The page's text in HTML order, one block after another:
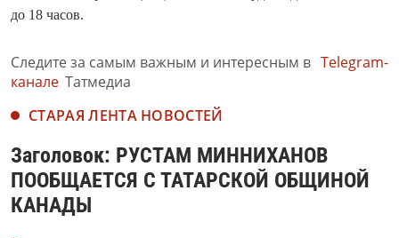
до 18 часов.
Следите за самым важным и интересным в Telegram-
канале Татмедиа
СТАРАЯ ЛЕНТА НОВОСТЕЙ
Заголовок: РУСТАМ МИННИХАНОВ
ПООБЩАЕТСЯ С ТАТАРСКОЙ ОБЩИНОЙ
КАНАДЫ